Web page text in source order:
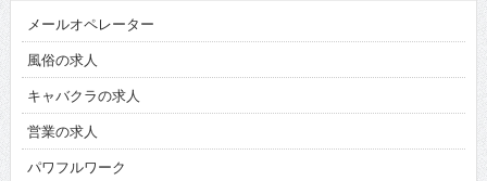
メールオペレーター
風俗の求人
キャバクラの求人
営業の求人
パワフルワーク